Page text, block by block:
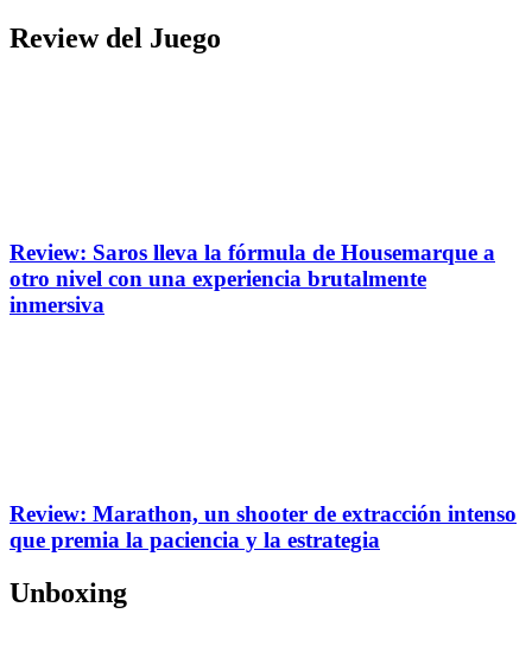
Review del Juego
Review: Saros lleva la fórmula de Housemarque a
otro nivel con una experiencia brutalmente
inmersiva
Review: Marathon, un shooter de extracción intenso
que premia la paciencia y la estrategia
Unboxing